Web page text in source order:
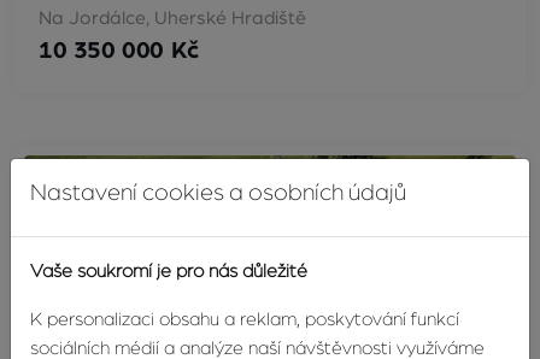
Na Jordálce, Uherské Hradiště
10 350 000 Kč
Nastavení cookies a osobních údajů
Vaše soukromí je pro nás důležité
K personalizaci obsahu a reklam, poskytování funkcí
sociálních médií a analýze naší návštěvnosti využíváme